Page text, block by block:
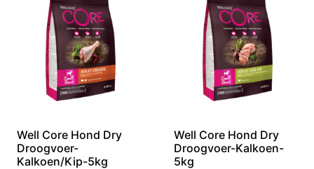
Well Core Hond Dry
Droogvoer-
Kalkoen/Kip-5kg
Well Core Hond Dry
Droogvoer-Kalkoen-
5kg